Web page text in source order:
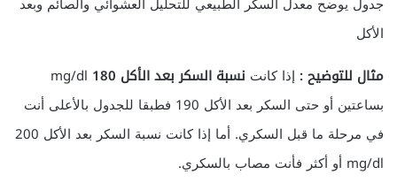
الأكل
مثال للتوضيح : إذا كانت نسبة السكر بعد الأكل 180
mg/dl
بساعتين أو حتى السكر بعد الأكل 190 فطبقا للجدول بالأعلى أنت
في مرحلة ما قبل السكري. أما إذا كانت نسبة السكر بعد الأكل 200
mg/dl أو أكثر فأنت مصاب بالسكري.